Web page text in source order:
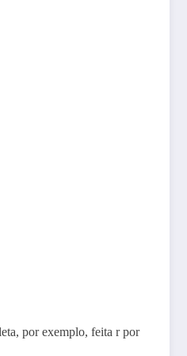
por exemplo, feita r por